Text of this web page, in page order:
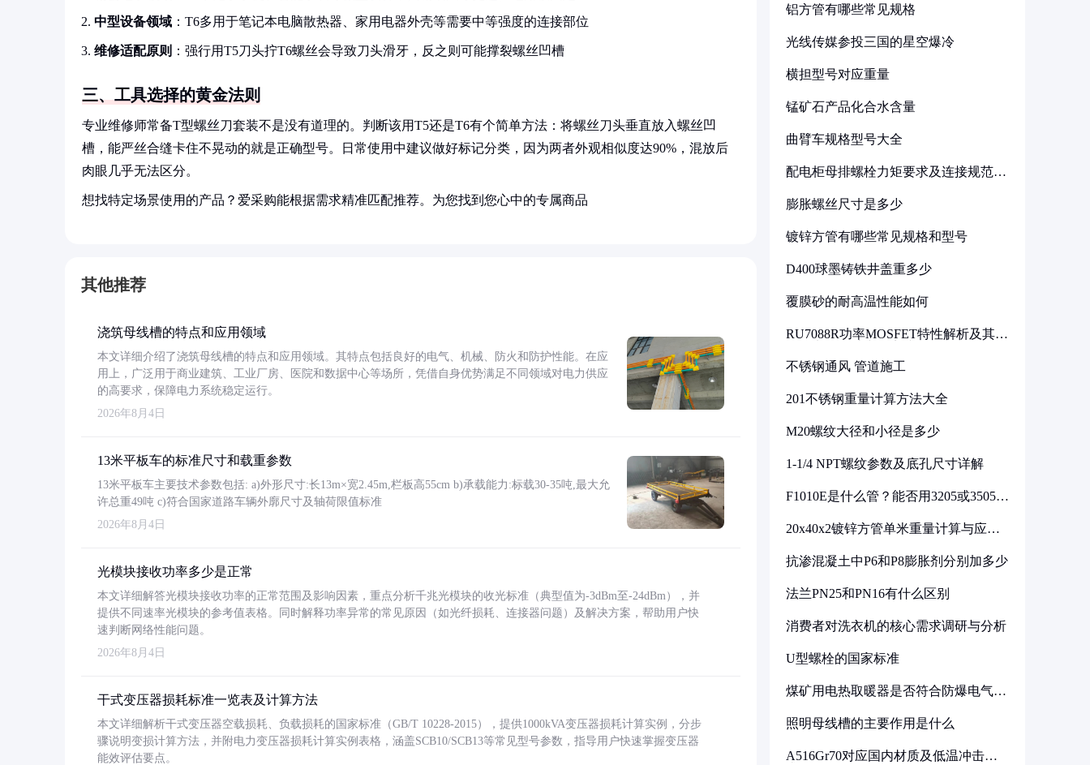
中型设备领域 ：T6多用于笔记本电脑散热器、家用电器外壳等需要中等强度的连接部位
维修适配原则 ：强行用T5刀头拧T6螺丝会导致刀头滑牙，反之则可能撑裂螺丝凹槽
三、工具选择的黄金法则
专业维修师常备T型螺丝刀套装不是没有道理的。判断该用T5还是T6有个简单方法：将螺丝刀头垂直放入螺丝凹
槽，能严丝合缝卡住不晃动的就是正确型号。日常使用中建议做好标记分类，因为两者外观相似度达90%，混放后
肉眼几乎无法区分。
想找特定场景使用的产品？爱采购能根据需求精准匹配推荐。为您找到您心中的专属商品
其他推荐
浇筑母线槽的特点和应用领域
本文详细介绍了浇筑母线槽的特点和应用领域。其特点包括良好的电气、机械、防火和防护性能。在应
用上，广泛用于商业建筑、工业厂房、医院和数据中心等场所，凭借自身优势满足不同领域对电力供应
的高要求，保障电力系统稳定运行。
2026年8月4日
13米平板车的标准尺寸和载重参数
13米平板车主要技术参数包括: a)外形尺寸:长13m×宽2.45m,栏板高55cm b)承载能力:标载30-35吨,最大允
许总重49吨 c)符合国家道路车辆外廓尺寸及轴荷限值标准
2026年8月4日
光模块接收功率多少是正常
本文详细解答光模块接收功率的正常范围及影响因素，重点分析千兆光模块的收光标准（典型值为-3dBm至-24dBm），并
提供不同速率光模块的参考值表格。同时解释功率异常的常见原因（如光纤损耗、连接器问题）及解决方案，帮助用户快
速判断网络性能问题。
2026年8月4日
干式变压器损耗标准一览表及计算方法
本文详细解析干式变压器空载损耗、负载损耗的国家标准（GB/T 10228-2015），提供1000kVA变压器损耗计算实例，分步
骤说明变损计算方法，并附电力变压器损耗计算实例表格，涵盖SCB10/SCB13等常见型号参数，指导用户快速掌握变压器
能效评估要点。
铝方管有哪些常见规格
光线传媒参投三国的星空爆冷
横担型号对应重量
锰矿石产品化合水含量
曲臂车规格型号大全
配电柜母排螺栓力矩要求及连接规范详
膨胀螺丝尺寸是多少
镀锌方管有哪些常见规格和型号
D400球墨铸铁井盖重多少
覆膜砂的耐高温性能如何
RU7088R功率MOSFET特性解析及其在
不锈钢通风 管道施工
201不锈钢重量计算方法大全
M20螺纹大径和小径是多少
1-1/4 NPT螺纹参数及底孔尺寸详解
F1010E是什么管？能否用3205或3505代
20x40x2镀锌方管单米重量计算与应用
抗渗混凝土中P6和P8膨胀剂分别加多少
法兰PN25和PN16有什么区别
消费者对洗衣机的核心需求调研与分析
U型螺栓的国家标准
煤矿用电热取暖器是否符合防爆电气设
照明母线槽的主要作用是什么
A516Gr70对应国内材质及低温冲击要